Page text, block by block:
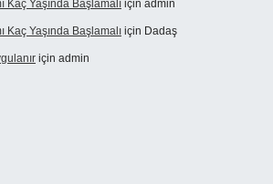
Kaç Yaşında Başlamalı için admin
Kaç Yaşında Başlamalı için Dadaş
için admin